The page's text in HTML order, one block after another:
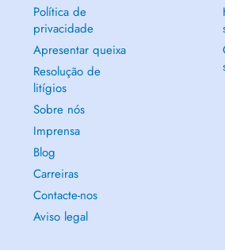
Política de
privacidade
Apresentar queixa
Resolução de
litígios
Sobre nós
Imprensa
Blog
Carreiras
Contacte-nos
Aviso legal